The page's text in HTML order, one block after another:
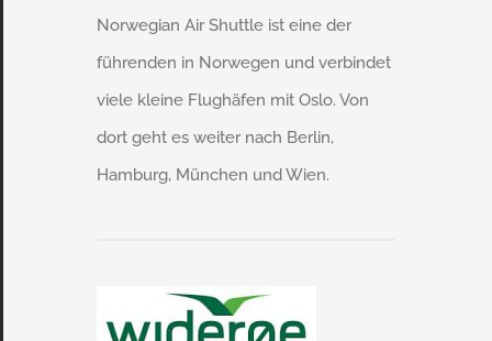
Norwegian Air Shuttle ist eine der
führenden in Norwegen und verbindet
viele kleine Flughäfen mit Oslo. Von
dort geht es weiter nach Berlin,
Hamburg, München und Wien.